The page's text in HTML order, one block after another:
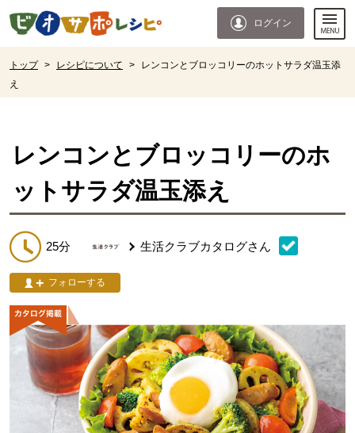
ページの先頭です。
ログイン
トップ > レシピについて >
レンコンとブロッコリーのホットサラダ温玉添
え
レンコンとブロッコリーのホ
ットサラダ温玉添え
25分 生活クラブカタログさん
フォローする